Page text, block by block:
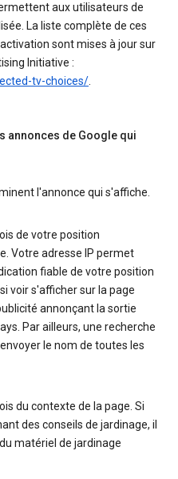
aux utilisateurs de
La liste complète de ces
sont mises à jour sur
Initiative :
tv-choices/.
annonces de Google qui
l'annonce qui s'affiche.
de votre position
Votre adresse IP permet
fiable de votre position
voir s'afficher sur la page
annonçant la sortie
Par ailleurs, une recherche
le nom de toutes les
du contexte de la page. Si
des conseils de jardinage, il
matériel de jardinage